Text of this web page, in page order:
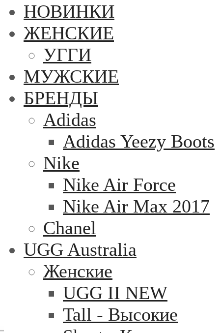
НОВИНКИ
ЖЕНСКИЕ
УГГИ
МУЖСКИЕ
БРЕНДЫ
Adidas
Adidas Yeezy Boots
Nike
Nike Air Force
Nike Air Max 2017
Chanel
UGG Australia
Женские
UGG II NEW
Tall - Высокие